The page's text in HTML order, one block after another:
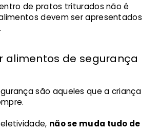
de pratos triturados não é
devem ser apresentados
alimentos de segurança
são aqueles que a criança
não se muda tudo de